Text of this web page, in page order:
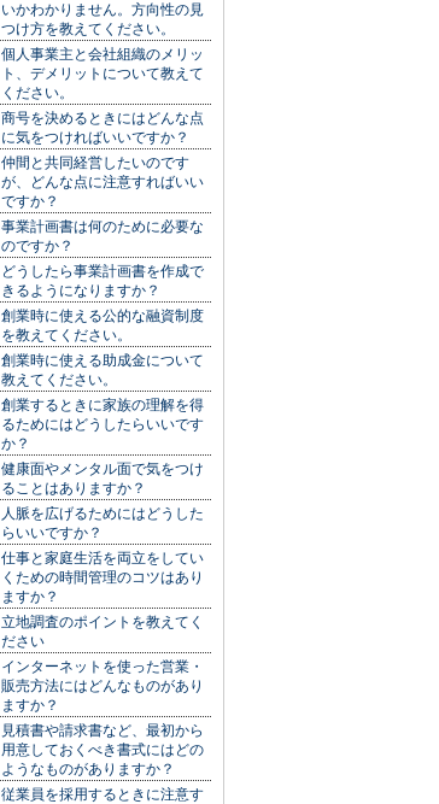
いかわかりません。方向性の見
つけ方を教えてください。
個人事業主と会社組織のメリッ
ト、デメリットについて教えて
ください。
商号を決めるときにはどんな点
に気をつければいいですか？
仲間と共同経営したいのです
が、どんな点に注意すればいい
ですか？
事業計画書は何のために必要な
のですか？
どうしたら事業計画書を作成で
きるようになりますか？
創業時に使える公的な融資制度
を教えてください。
創業時に使える助成金について
教えてください。
創業するときに家族の理解を得
るためにはどうしたらいいです
か？
健康面やメンタル面で気をつけ
ることはありますか？
人脈を広げるためにはどうした
らいいですか？
仕事と家庭生活を両立をしてい
くための時間管理のコツはあり
ますか？
立地調査のポイントを教えてく
ださい
インターネットを使った営業・
販売方法にはどんなものがあり
ますか？
見積書や請求書など、最初から
用意しておくべき書式にはどの
ようなものがありますか？
従業員を採用するときに注意す